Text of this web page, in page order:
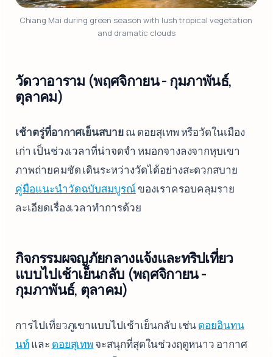
Chiang Mai during green season with lush tropical vegetation
and dramatic clouds
วัดวาอาราม (พฤศจิกายน - กุมภาพันธ์,
ตุลาคม)
เช้าตรู่ที่อากาศเย็นสบายณ ดอยสุเทพ หรือวัดในเมือง
เก่า เป็นช่วงเวลาที่น่าจดจำ หมอกจางลงจากหุบเขา
ภาพถ่ายคมชัด เดินระหว่างวัดได้อย่างสะดวกสบาย
คู่มือแนะนำวัดฉบับสมบูรณ์ของเราครอบคลุมราย
ละเอียดเรื่องเวลาทำการด้วย
กิจกรรมผจญภัยกลางแจ้งและทริปเที่ยว
แบบไปเช้าเย็นกลับ (พฤศจิกายน -
กุมภาพันธ์, ตุลาคม)
การไปเที่ยวภูเขาแบบไปเช้าเย็นกลับ เช่นดอยอินทน
นท์และ ดอยสุเทพจะสนุกที่สุดในช่วงฤดูหนาว อากาศ